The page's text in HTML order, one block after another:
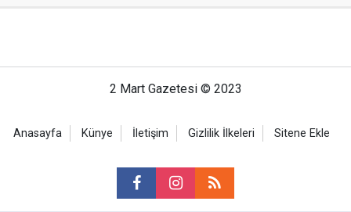
2 Mart Gazetesi © 2023
Anasayfa Künye İletişim Gizlilik İlkeleri Sitene Ekle